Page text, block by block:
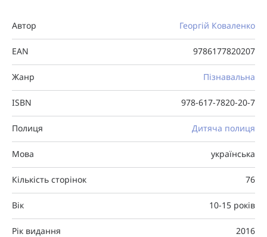
Автор Георгій Коваленко
EAN 9786177820207
Жанр Пізнавальна
ISBN 978-617-7820-20-7
Полиця Дитяча полиця
Мова українська
Кількість сторінок 76
Вік 10-15 років
Рік видання 2016